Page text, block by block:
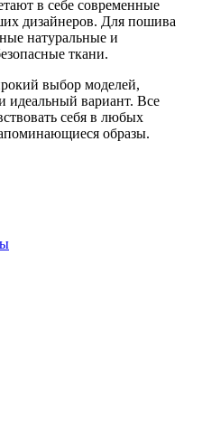
в себе современные
дизайнеров. Для пошива
натуральные и
ткани.
выбор моделей,
идеальный вариант. Все
себя в любых
образы.